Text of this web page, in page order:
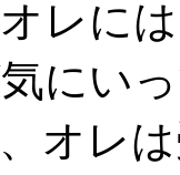
レに
にい
オレ